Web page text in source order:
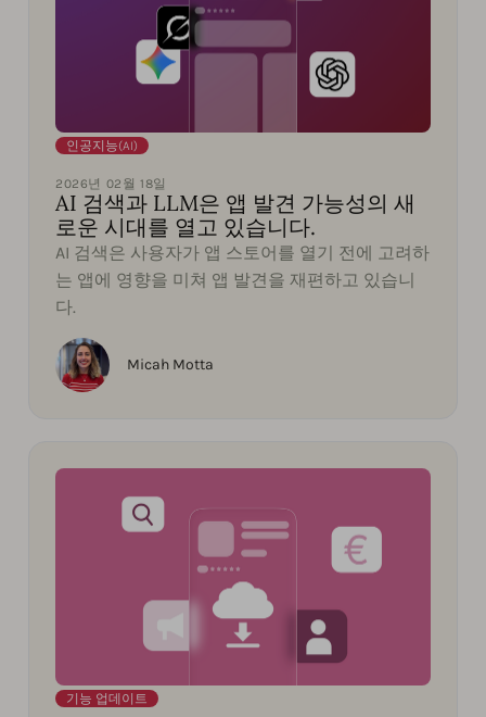
인공지능(AI)
2026년 02월 18일
AI 검색과 LLM은 앱 발견 가능성의 새
로운 시대를 열고 있습니다.
AI 검색은 사용자가 앱 스토어를 열기 전에 고려하
는 앱에 영향을 미쳐 앱 발견을 재편하고 있습니
다.
Micah Motta
기능 업데이트